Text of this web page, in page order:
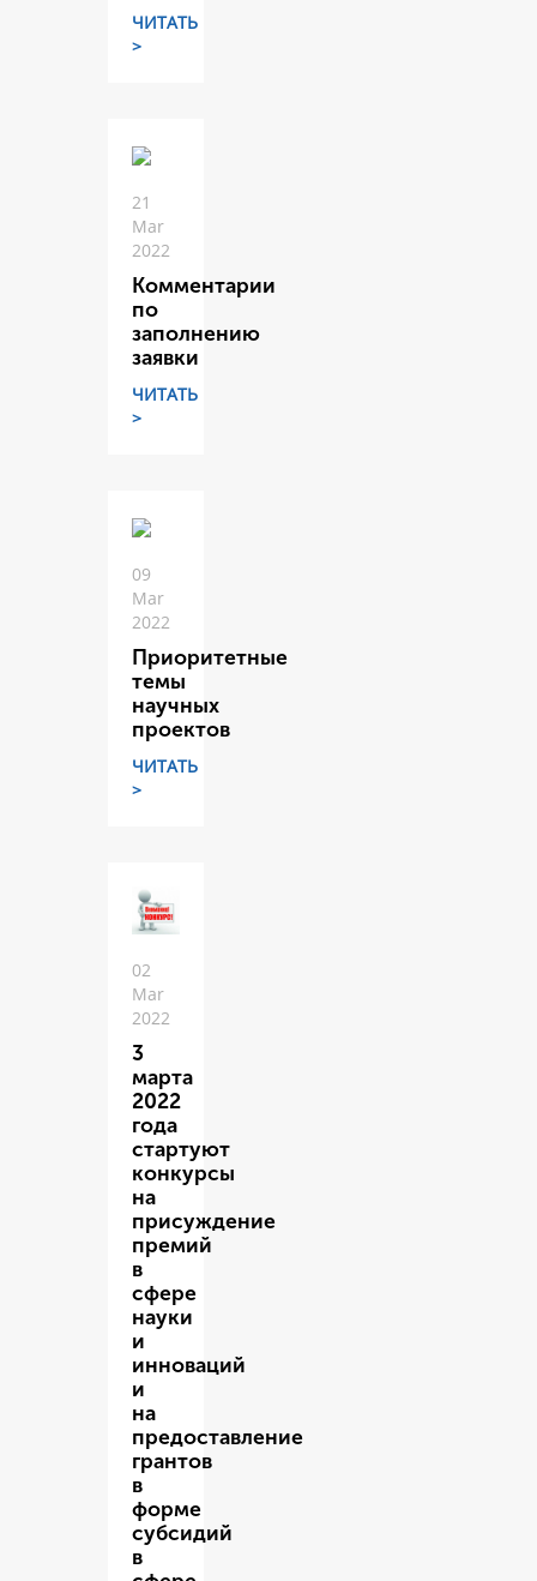
ЧИТАТЬ
>
21
Mar
2022
Комментарии
по
заполнению
заявки
ЧИТАТЬ
>
09
Mar
2022
Приоритетные
темы
научных
проектов
ЧИТАТЬ
>
02
Mar
2022
3
марта
2022
года
стартуют
конкурсы
на
присуждение
премий
в
сфере
науки
и
инноваций
и
на
предоставление
грантов
в
форме
субсидий
в